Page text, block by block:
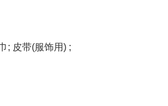
; 皮带(服饰用) ;